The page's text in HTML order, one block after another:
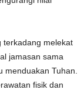
terkadang melekat
jamasan sama
menduakan Tuhan.
fisik dan